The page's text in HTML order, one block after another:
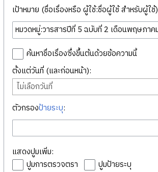
เป้าหมาย (ชื่อเรื่องหรือ ผู้ใช้:ชื่อผู้ใช้ สำหรับผู้ใช้):
ค้นหาชื่อเรื่องซึ่งขึ้นต้นด้วยข้อความนี้
ตั้งแต่วันที่ (และก่อนหน้า):
ไม่เลือกวันที่
ตัวกรองป้ายระบุ:
แสดงปูมเพิ่ม:
ปูมการตรวจตรา
ปูมป้ายระบุ